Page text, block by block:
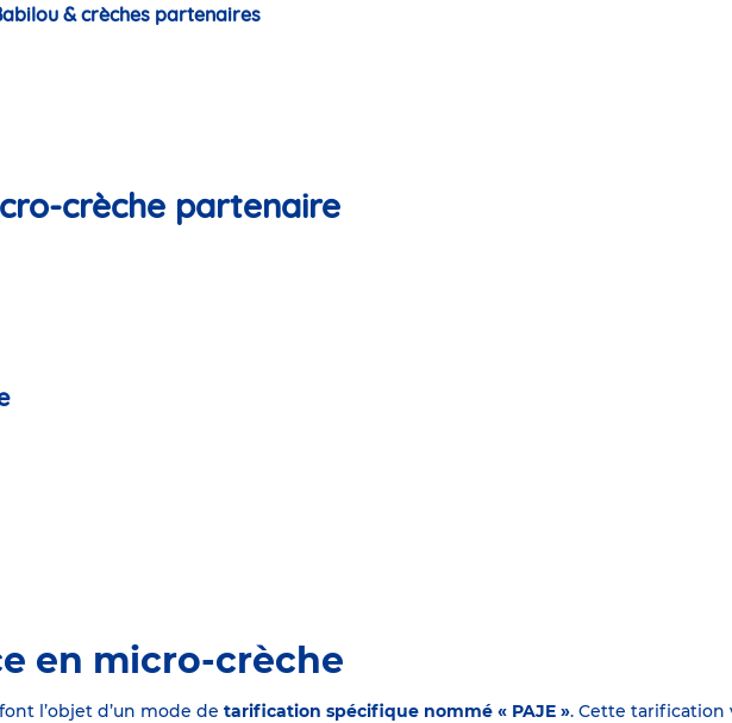
& crèches partenaires
crèche partenaire
en micro-crèche
l’objet d’un mode de tarification spécifique nommé « PAJE ». Cette tarification